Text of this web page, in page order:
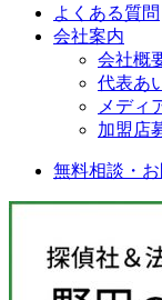
よくある質問
会社案内
会社概
代表あ
メディ
加盟店
無料相談・